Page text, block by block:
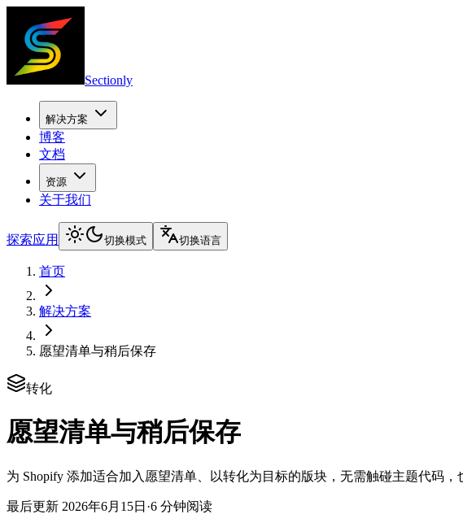
Sectionly
解决方案
博客
文档
资源
关于我们
探索应用 切换模式 切换语言
首页
解决方案
愿望清单与稍后保存
转化
愿望清单与稍后保存
为 Shopify 添加适合加入愿望清单、以转化为目标的版块，无需触碰主题代码，
最后更新 2026年6月15日 ·6 分钟阅读